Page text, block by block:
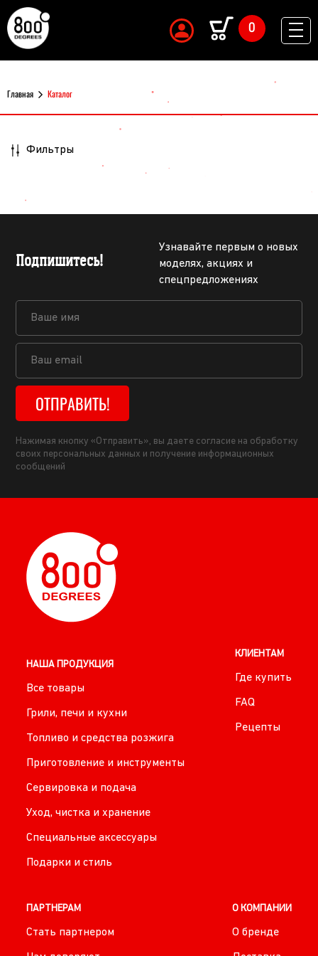
0
Главная Каталог
Фильтры
Подпишитесь!
Узнавайте первым о новых
моделях, акциях и
спецпредложениях
ОТПРАВИТЬ!
Нажимая кнопку «Отправить», вы даете согласие на обработку
своих персональных данных и получение информационных
сообщений
НАША ПРОДУКЦИЯ
Все товары
Грили, печи и кухни
Топливо и средства розжига
Приготовление и инструменты
Сервировка и подача
Уход, чистка и хранение
Специальные аксессуары
Подарки и стиль
КЛИЕНТАМ
Где купить
FAQ
Рецепты
ПАРТНЕРАМ
Стать партнером
О КОМПАНИИ
О бренде